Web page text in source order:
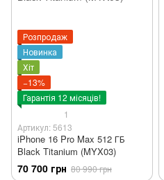
Розпродаж
Новинка
Хіт
−13%
Гарантія 12 місяців!
1
Артикул: 5613
iPhone 16 Pro Max 512 ГБ
Black Titanium (MYX03)
70 700 грн 80 990 грн